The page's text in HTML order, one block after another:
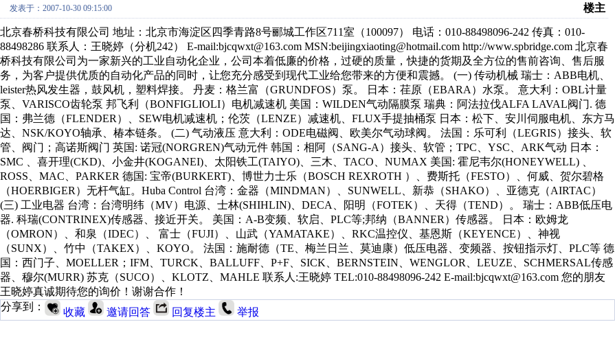
发表于：2007-10-30 09:15:00 楼主
北京春桥科技有限公司 地址：北京市海淀区四季青路8号郦城工作区711室（100097） 电话：010-88498096-242 传真：010-
88498286 联系人：王晓婷（分机242） E-mail:bjcqwxt@163.com MSN:beijingxiaoting@hotmail.com http://www.spbridge.com 北京春
桥科技有限公司为一家新兴的工业自动化企业，公司本着低廉的价格，过硬的质量，快捷的货期及全方位的售前咨询、售后服
务，为客户提供优质的自动化产品的同时，让您充分感受到现代工业给您带来的方便和震撼。 (一) 传动机械 瑞士：ABB电机、
leister热风发生器，鼓风机，塑料焊接。 丹麦：格兰富（GRUNDFOS）泵。 日本：荏原（EBARA）水泵。 意大利：OBL计量
泵、VARISCO齿轮泵 邦飞利（BONFIGLIOLI）电机减速机 美国：WILDEN气动隔膜泵 瑞典：阿法拉伐ALFA LAVAL阀门. 德
国：弗兰德（FLENDER）、SEW电机减速机；伦茨（LENZE）减速机、FLUX手提抽桶泵 日本：松下、安川伺服电机、东方马
达、NSK/KOYO轴承、椿本链条。 (二) 气动液压 意大利：ODE电磁阀、欧美尔气动球阀。 法国：乐可利（LEGRIS）接头、软
管、阀门；高诺斯阀门 英国: 诺冠(NORGREN)气动元件 韩国：相阿（SANG-A）接头、软管；TPC、YSC、ARK气动 日本：
SMC 、喜开理(CKD)、小金井(KOGANEI)、太阳铁工(TAIYO)、三木、TACO、NUMAX 美国: 霍尼韦尔(HONEYWELL) 、
ROSS、MAC、PARKER 德国: 宝帝(BURKERT)、博世力士乐（BOSCH REXROTH ）、费斯托（FESTO）、何威、贺尔碧格
（HOERBIGER）无杆气缸。Huba Control 台湾：金器（MINDMAN）、SUNWELL、新恭（SHAKO）、亚德克（AIRTAC）
(三) 工业电器 台湾：台湾明纬（MV）电源、士林(SHIHLIN)、DECA、阳明（FOTEK）、天得（TEND）。 瑞士：ABB低压电
器. 科瑞(CONTRINEX)传感器、接近开关。 美国：A-B变频、软启、PLC等;邦纳（BANNER）传感器。 日本：欧姆龙
（OMRON）、和泉（IDEC）、 富士（FUJI）、山武（YAMATAKE）、RKC温控仪、基恩斯（KEYENCE）、神视
（SUNX）、竹中（TAKEX）、KOYO。 法国：施耐德（TE、梅兰日兰、莫迪康）低压电器、变频器、按钮指示灯、PLC等 德
国：西门子、MOELLER；IFM、TURCK、BALLUFF、P+F、SICK、BERNSTEIN、WENGLOR、LEUZE、SCHMERSAL传感
器、穆尔(MURR) 苏克（SUCO）、KLOTZ、MAHLE 联系人:王晓婷 TEL:010-88498096-242 E-mail:bjcqwxt@163.com 您的朋友
王晓婷真诚期待您的询价！谢谢合作！
分享到：
收藏 邀请回答 回复楼主 举报